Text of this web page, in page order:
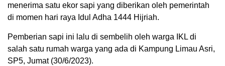
menerima satu ekor sapi yang diberikan oleh pemerintah
di momen hari raya Idul Adha 1444 Hijriah.
Pemberian sapi ini lalu di sembelih oleh warga IKL di
salah satu rumah warga yang ada di Kampung Limau Asri,
SP5, Jumat (30/6/2023).